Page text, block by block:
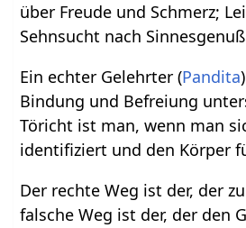
über Freude und Schmerz;
Sehnsucht nach
Ein echter Gelehrter (Pandita
Bindung und Befreiung
Töricht ist man, wenn man
identifiziert und den Körper
Der rechte Weg ist der, der
falsche Weg ist der, der den